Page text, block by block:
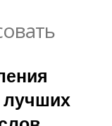
лучших